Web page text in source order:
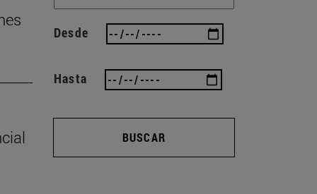
Desde
Hasta
BUSCAR